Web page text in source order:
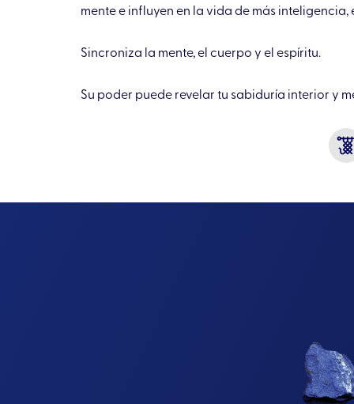
mente e influyen en la vida de más
Sincroniza la mente, el cuerpo y el espíritu.
Su poder puede revelar tu sabiduría interior y